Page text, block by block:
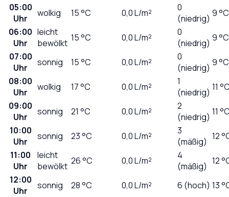
05:00
Uhr
wolkig 15°C 0,0L/m²
0
(niedrig) 9 °C
06:00
Uhr
leicht
bewölkt 15°C 0,0L/m²
0
(niedrig) 9 °C
07:00
Uhr
sonnig 15°C 0,0L/m²
0
(niedrig) 9 °C
08:00
Uhr
wolkig 17°C 0,0L/m²
1
(niedrig) 11
09:00
Uhr
sonnig 21 °C 0,0L/m²
2
(niedrig) 11
10:00
Uhr
sonnig 23°C 0,0L/m²
3
(mäßig) 12
11:00
Uhr
leicht
bewölkt 26°C 0,0L/m²
4
(mäßig) 12
12:00
Uhr
sonnig 28°C 0,0L/m² 6 (hoch) 13